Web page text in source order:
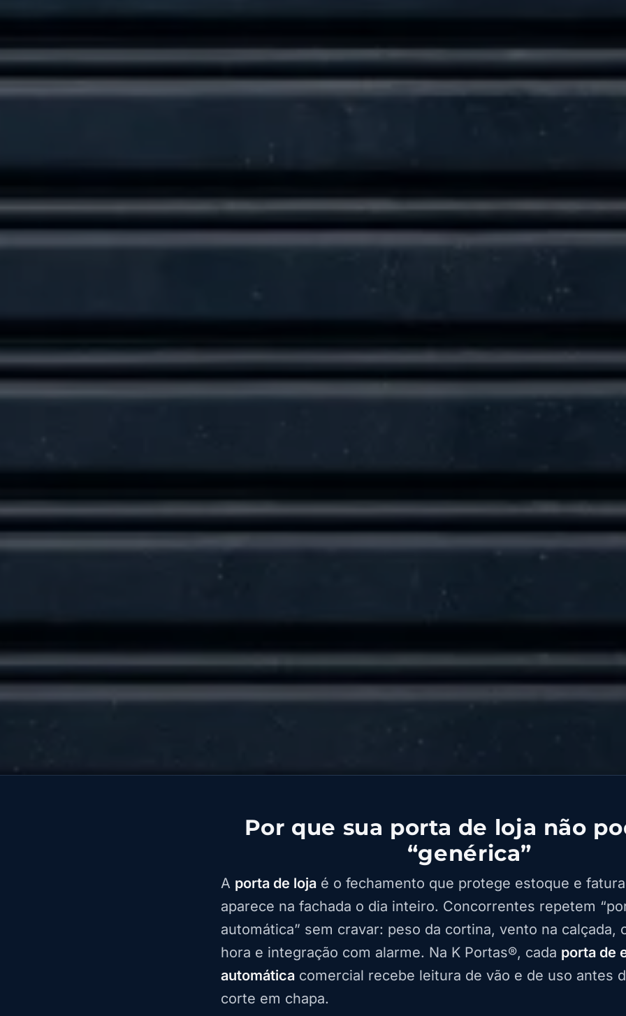
Por que sua porta de loja não
“genérica”
A porta de loja é o fechamento que protege estoque e
aparece na fachada o dia inteiro. Concorrentes repetem
automática” sem cravar: peso da cortina, vento na calçada,
hora e integração com alarme. Na K Portas®, cada porta de
automática comercial recebe leitura de vão e de uso antes
corte em chapa.